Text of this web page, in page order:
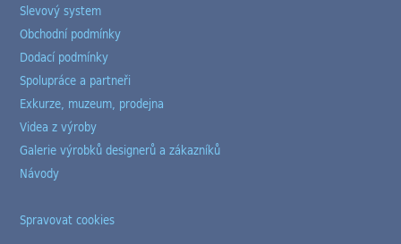
Slevový system
Obchodní podmínky
Dodací podmínky
Spolupráce a partneři
Exkurze, muzeum, prodejna
Videa z výroby
Galerie výrobků designerů a zákazníků
Návody
Spravovat cookies